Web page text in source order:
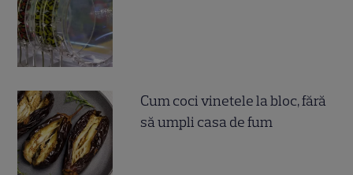
Cum coci vinetele la bloc, fără
să umpli casa de fum